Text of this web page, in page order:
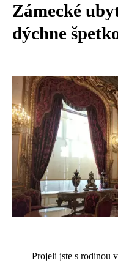
Zámecké
dýchne
Projeli jste s rodinou